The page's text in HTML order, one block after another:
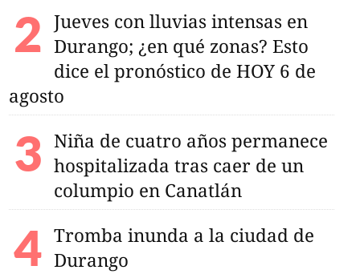
Jueves con lluvias intensas en
Durango; ¿en qué zonas? Esto
dice el pronóstico de HOY 6 de
agosto
Niña de cuatro años permanece
hospitalizada tras caer de un
columpio en Canatlán
Tromba inunda a la ciudad de
Durango